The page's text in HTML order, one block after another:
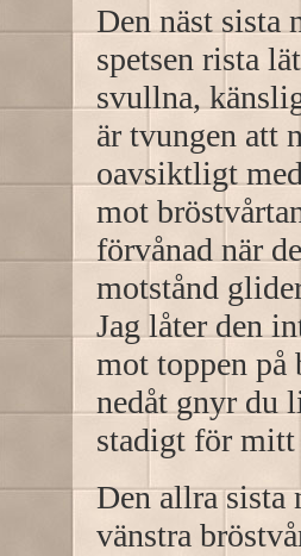
Den näst sista
spetsen rista
svullna,
är tvungen att
oavsiktligt
mot
förvånad när
motstånd
Jag låter den
mot toppen på
nedåt gnyr du
stadigt för
Den allra sista
vänstra